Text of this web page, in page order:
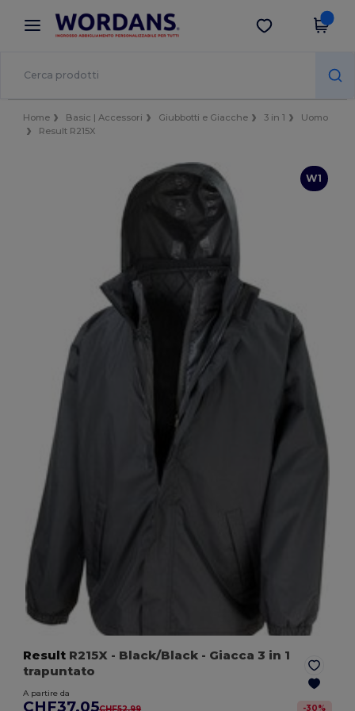
× App Wordans
Prezzi migliori sull'app!
Scarica app
Home Basic | Accessori Giubbotti e Giacche 3 in 1
Uomo
Result R215X
W1
Result R215X - Black/Black - Giacca 3 in 1
trapuntato
A partire da
CHF37.05 -30%